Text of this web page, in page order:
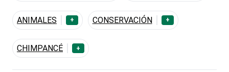
ANIMALES + CONSERVACIÓN +
CHIMPANCÉ +